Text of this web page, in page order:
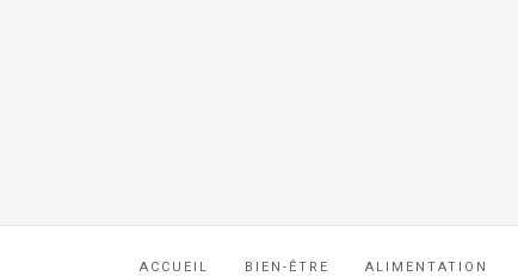
ACCUEIL BIEN-ÊTRE ALIMENTATION